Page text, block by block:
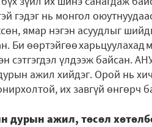
гэдэг нь монгол
ямар нэгэн асуудлыг
Би өөртэйгөө харьцуулахад
сэтгэгдэл үлдээж байсан.
ажил хийдэг. Орой нь
их завгүй өнгөрч
дурын ажил, төсөл